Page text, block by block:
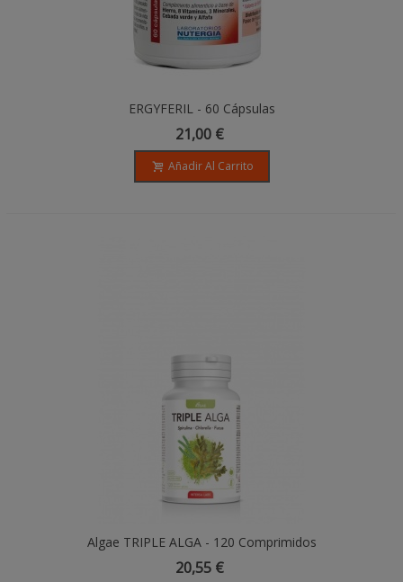
ERGYFERIL - 60 Cápsulas
21,00 €
Añadir Al Carrito
Algae TRIPLE ALGA - 120 Comprimidos
20,55 €